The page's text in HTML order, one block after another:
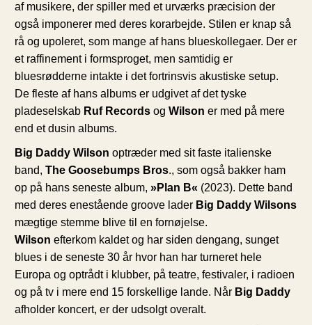
af musikere, der spiller med et urværks præcision der
også imponerer med deres korarbejde. Stilen er knap så
rå og upoleret, som mange af hans blueskollegaer. Der er
et raffinement i formsproget, men samtidig er
bluesrødderne intakte i det fortrinsvis akustiske setup.
De fleste af hans albums er udgivet af det tyske
pladeselskab Ruf Records og Wilson er med på mere
end et dusin albums.
Big Daddy Wilson optræder med sit faste italienske
band, The Goosebumps Bros., som også bakker ham
op på hans seneste album, »Plan B« (2023). Dette band
med deres enestående groove lader Big Daddy Wilsons
mægtige stemme blive til en fornøjelse.
Wilson efterkom kaldet og har siden dengang, sunget
blues i de seneste 30 år hvor han har turneret hele
Europa og optrådt i klubber, på teatre, festivaler, i radioen
og på tv i mere end 15 forskellige lande. Når Big Daddy
afholder koncert, er der udsolgt overalt.